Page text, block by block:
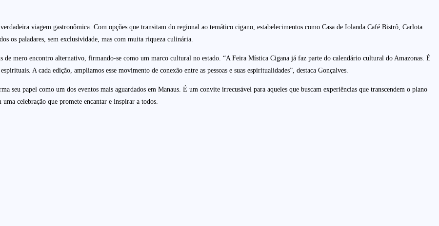
viagem gastronômica. Com opções que transitam do regional ao temático cigano, estabelecimentos como Casa de Iolanda Café Bistrô, Carlota
os paladares, sem exclusividade, mas com muita riqueza culinária.
de mero encontro alternativo, firmando-se como um marco cultural no estado. “A Feira Mística Cigana já faz parte do calendário cultural do Amazonas. É
A cada edição, ampliamos esse movimento de conexão entre as pessoas e suas espiritualidades”, destaca Gonçalves.
seu papel como um dos eventos mais aguardados em Manaus. É um convite irrecusável para aqueles que buscam experiências que transcendem o plano
celebração que promete encantar e inspirar a todos.